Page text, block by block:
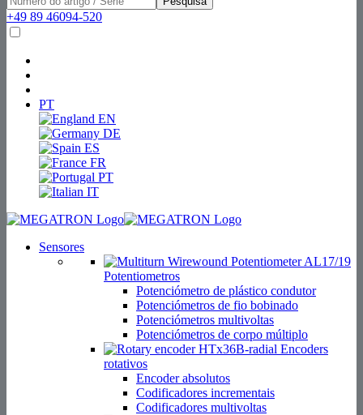
+49 89 46094-520
PT
EN
DE
ES
FR
PT
IT
Sensores
Potentiometros
Potenciómetro de plástico condutor
Potenciómetros de fio bobinado
Potenciómetros multivoltas
Potenciómetros de corpo múltiplo
Encoders
rotativos
Encoder absolutos
Codificadores incrementais
Codificadores multivoltas